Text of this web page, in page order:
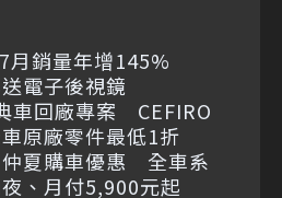
月銷量年增145%
電子後視鏡
車回廠專案 CEFIRO
原廠零件最低1折
仲夏購車優惠 全車系
、月付5,900元起